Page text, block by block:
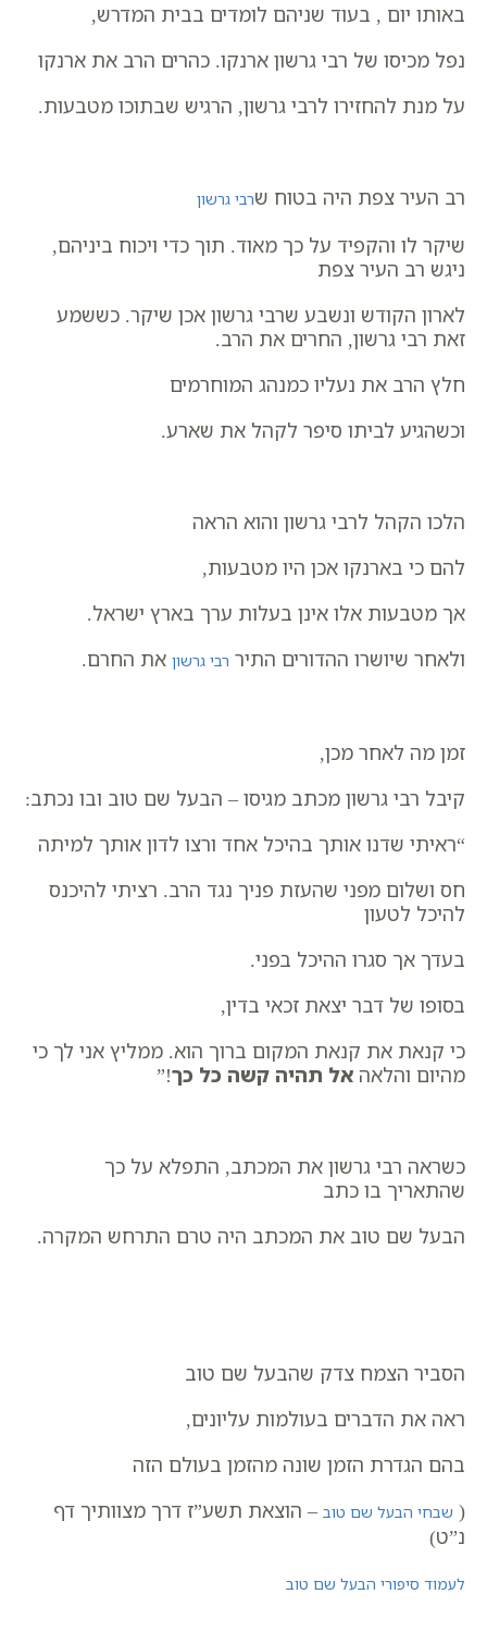
באותו יום , בעוד שניהם לומדים בבית המדרש,
נפל מכיסו של רבי גרשון ארנקו. כהרים הרב את ארנקו
על מנת להחזירו לרבי גרשון, הרגיש שבתוכו מטבעות.
רב העיר צפת היה בטוח שרבי גרשון
שיקר לו והקפיד על כך מאוד. תוך כדי ויכוח ביניהם,
ניגש רב העיר צפת
לארון הקודש ונשבע שרבי גרשון אכן שיקר. כששמע
זאת רבי גרשון, החרים את הרב.
חלץ הרב את נעליו כמנהג המוחרמים
וכשהגיע לביתו סיפר לקהל את שארע.
הלכו הקהל לרבי גרשון והוא הראה
להם כי בארנקו אכן היו מטבעות,
אך מטבעות אלו אינן בעלות ערך בארץ ישראל.
ולאחר שיושרו ההדורים התיר רבי גרשון את החרם.
זמן מה לאחר מכן,
קיבל רבי גרשון מכתב מגיסו – הבעל שם טוב ובו נכתב:
“ראיתי שדנו אותך בהיכל אחד ורצו לדון אותך למיתה
חס ושלום מפני שהעזת פניך נגד הרב. רציתי להיכנס
להיכל לטעון
בעדך אך סגרו ההיכל בפני.
בסופו של דבר יצאת זכאי בדין,
כי קנאת את קנאת המקום ברוך הוא. ממליץ אני לך כי
מהיום והלאה אל תהיה קשה כל כך!”
כשראה רבי גרשון את המכתב, התפלא על כך
שהתאריך בו כתב
הבעל שם טוב את המכתב היה טרם התרחש המקרה.
הסביר הצמח צדק שהבעל שם טוב
ראה את הדברים בעולמות עליונים,
בהם הגדרת הזמן שונה מהזמן בעולם הזה
( שבחי הבעל שם טוב – הוצאת תשע”ז דרך מצוותיך דף
נ”ט)
לעמוד סיפורי הבעל שם טוב